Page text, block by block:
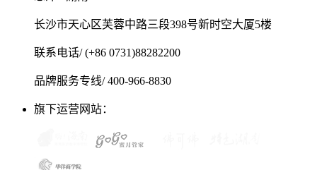
长沙市天心区芙蓉中路三段398号新时空大厦5楼
联系电话/ (+86 0731)88282200
品牌服务专线/ 400-966-8830
旗下运营网站：